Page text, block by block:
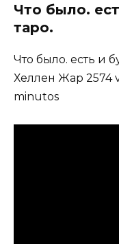
Что было.
таро.
Что было. есть и
Хеллен Жар 2574
minutos